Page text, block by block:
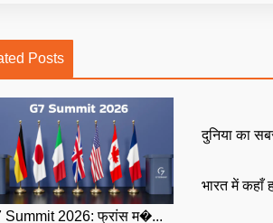
Posts
Summit 2026: फ्रांस म�...
दुनिया का
भारत में कहाँ